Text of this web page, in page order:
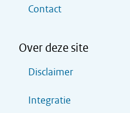
Contact
Over deze site
Disclaimer
Integratie